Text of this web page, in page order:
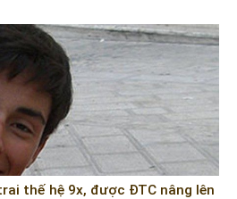
thế hệ 9x, được ĐTC nâng lên